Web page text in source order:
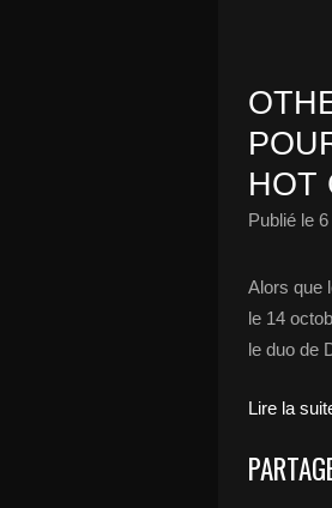
HOT
Publié le 6
Alors que
le 14
le duo de
Lire la